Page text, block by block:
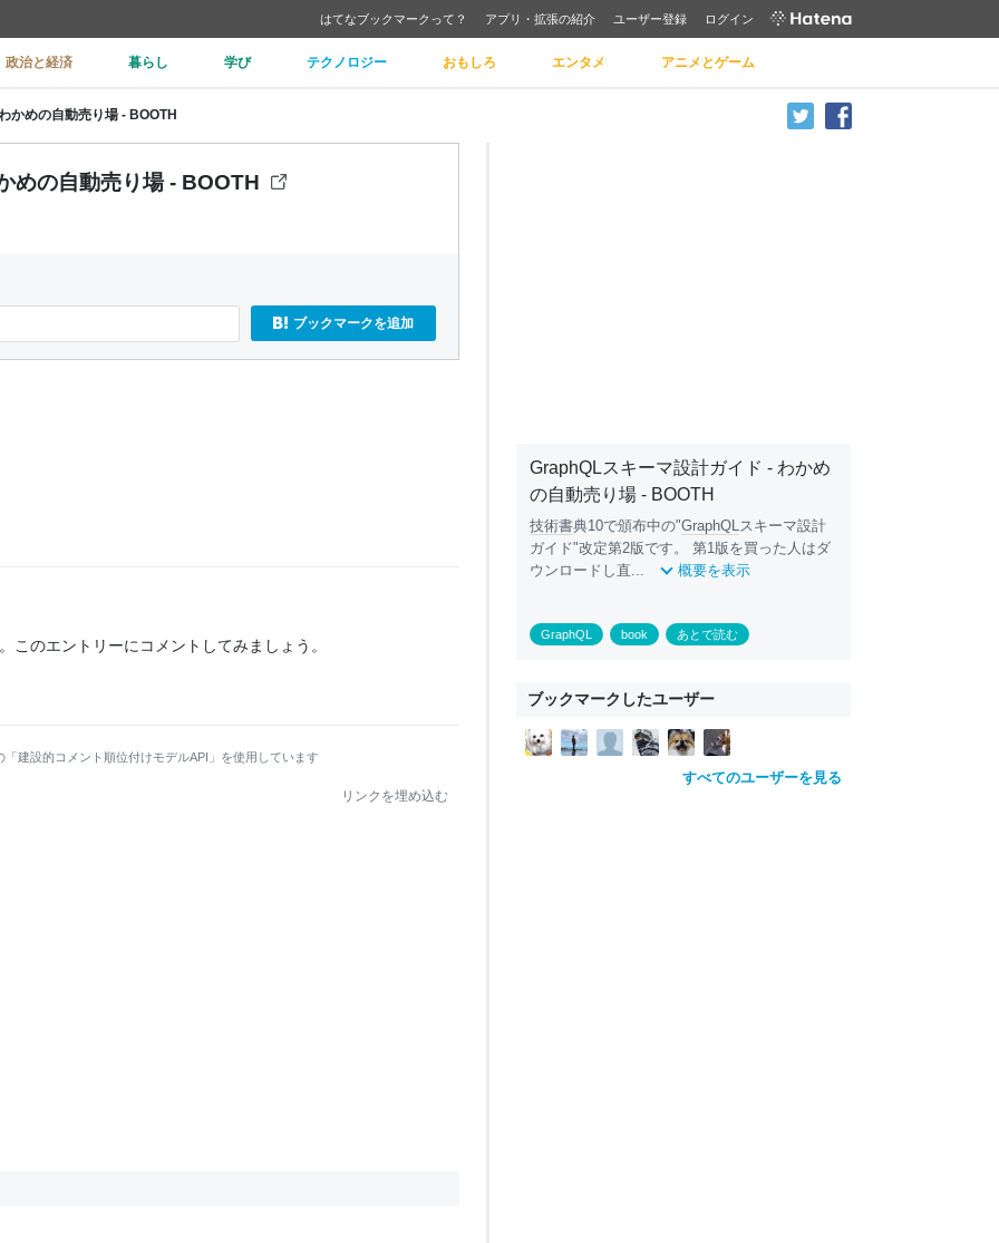
はてなブックマークって？ アプリ・拡張の紹介 ユーザー登録 ログイン
政治と経済 暮らし 学び テクノロジー おもしろ エンタメ アニメとゲーム
かめの自動売り場 - BOOTH
めの自動売り場 - BOOTH
ブックマークを追加
このエントリーにコメントしてみましょう。
建設的コメント順位付けモデルAPI」を使用しています
リンクを埋め込む
GraphQLスキーマ設計ガイド - わかめ
の自動売り場 - BOOTH
技術書典10で頒布中の"GraphQLスキーマ設計
ガイド"改定第2版です。 第1版を買った人はダ
ウンロードし直...
概要を表示
GraphQL book あとで読む
ブックマークしたユーザー
すべてのユーザーを見る